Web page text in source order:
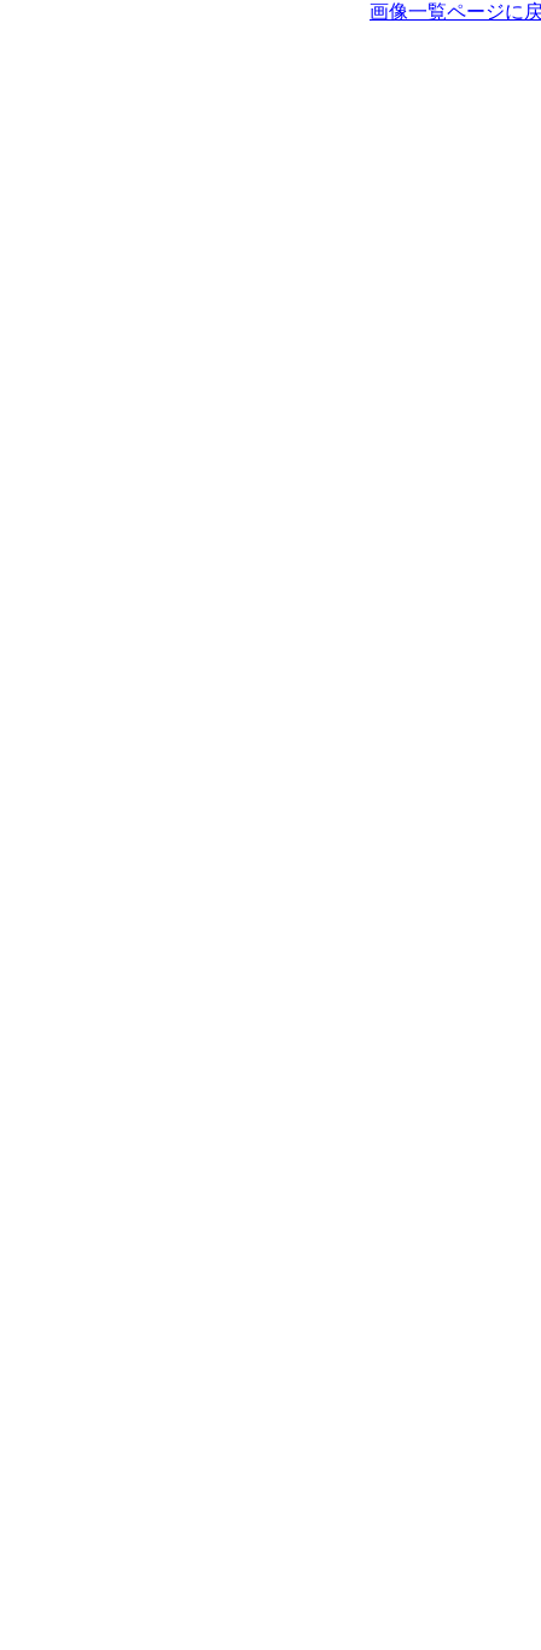
画像一覧ページに